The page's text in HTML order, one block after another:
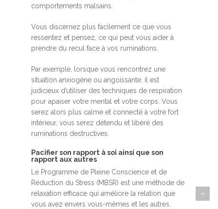
comportements malsains.
Vous discernez plus facilement ce que vous
ressentez et pensez, ce qui peut vous aider à
prendre du recul face à vos ruminations.
Par exemple, lorsque vous rencontrez une
situation anxiogène ou angoissante, il est
judicieux d’utiliser des techniques de respiration
pour apaiser votre mental et votre corps. Vous
serez alors plus calme et connecté à votre fort
intérieur, vous serez détendu et libéré des
ruminations destructives.
Pacifier son rapport à soi ainsi que son
rapport aux autres
Le Programme de Pleine Conscience et de
Réduction du Stress (MBSR) est une méthode de
relaxation efficace qui améliore la relation que
vous avez envers vous-mêmes et les autres.